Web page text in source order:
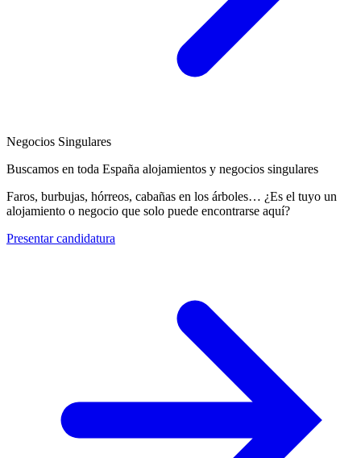
Negocios Singulares
Buscamos en toda España alojamientos y negocios singulares
Faros, burbujas, hórreos, cabañas en los árboles… ¿Es el tuyo un
alojamiento o negocio que solo puede encontrarse aquí?
Presentar candidatura